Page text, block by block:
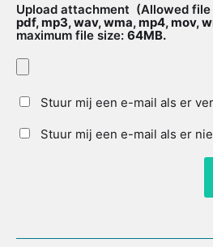
Upload attachment (Allowed
pdf, mp3, wav, wma, mp4, mov,
maximum file size: 64MB.
Stuur mij een e-mail als er
Stuur mij een e-mail als er